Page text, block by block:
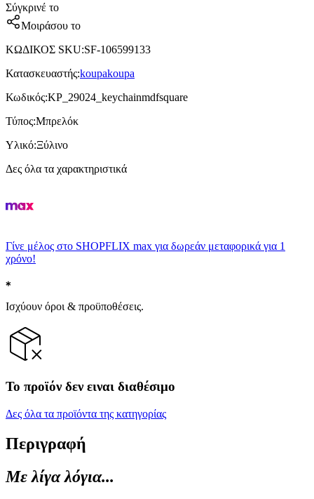
Σύγκρινέ το
Μοιράσου το
ΚΩΔΙΚΟΣ SKU:SF-106599133
Κατασκευαστής:koupakoupa
Κωδικός:KP_29024_keychainmdfsquare
Τύπος:Μπρελόκ
Υλικό:Ξύλινο
Δες όλα τα χαρακτηριστικά
Γίνε μέλος στο SHOPFLIX max για δωρεάν μεταφορικά για 1
χρόνο!
Ισχύουν όροι & προϋποθέσεις.
Το προϊόν δεν ειναι διαθέσιμο
Δες όλα τα προϊόντα της κατηγορίας
Περιγραφή
Με λίγα λόγια...